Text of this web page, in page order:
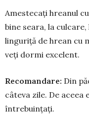
Amestecați hreanul
bine seara, la
linguriță de hrean cu
veți dor­mi excelent.
Recomandare: Din
câteva zile. De aceea
între­buințați.